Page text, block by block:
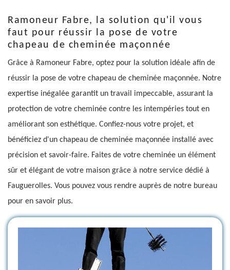
Ramoneur Fabre, la solution qu'il vous
faut pour réussir la pose de votre
chapeau de cheminée maçonnée
Grâce à Ramoneur Fabre, optez pour la solution idéale afin de
réussir la pose de votre chapeau de cheminée maçonnée. Notre
expertise inégalée garantit un travail impeccable, assurant la
protection de votre cheminée contre les intempéries tout en
améliorant son esthétique. Confiez-nous votre projet, et
bénéficiez d'un chapeau de cheminée maçonnée installé avec
précision et savoir-faire. Faites de votre cheminée un élément
sûr et élégant de votre maison grâce à notre service dédié à
Fauguerolles. Vous pouvez vous rendre auprès de notre bureau
pour en savoir plus.